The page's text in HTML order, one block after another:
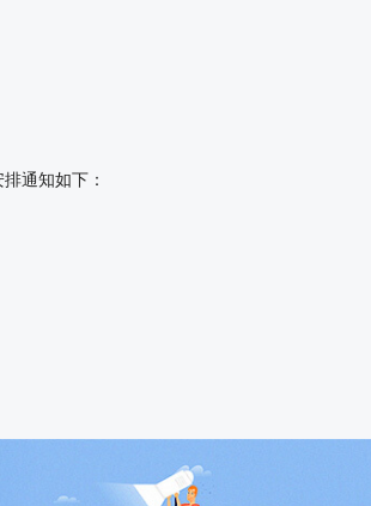
通知如下：